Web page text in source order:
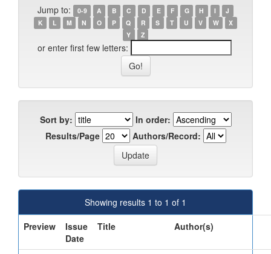
Jump to: 0-9 A B C D E F G H I
J
K
L M N O P Q R S T U V W
X
Y
Z
or enter first few letters:
Sort by:
In order:
Results/Page
Authors/Record:
Showing results 1 to 1 of 1
Preview
Issue
Date
Title Author(s)